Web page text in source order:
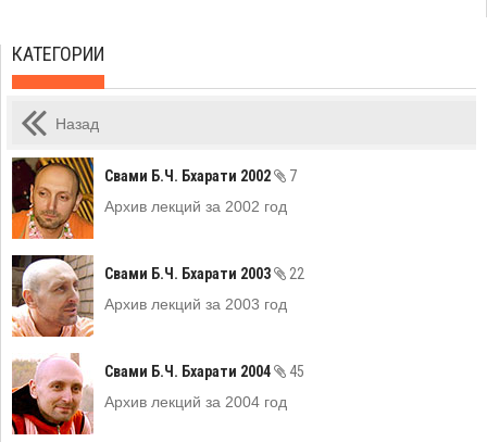
КАТЕГОРИИ
Назад
Свами Б.Ч. Бхарати 2002
7
Архив лекций за 2002 год
Свами Б.Ч. Бхарати 2003
22
Архив лекций за 2003 год
Свами Б.Ч. Бхарати 2004
45
Архив лекций за 2004 год